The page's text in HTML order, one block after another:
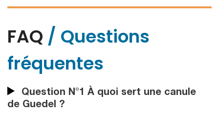
FAQ / Questions
fréquentes
Question N°1 À quoi sert une canule
de Guedel ?